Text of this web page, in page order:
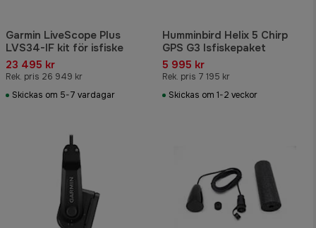
Garmin LiveScope Plus
LVS34-IF kit för isfiske
23 495 kr
Rek. pris 26 949 kr
Skickas om 5-7 vardagar
Humminbird Helix 5 Chirp
GPS G3 Isfiskepaket
5 995 kr
Rek. pris 7 195 kr
Skickas om 1-2 veckor